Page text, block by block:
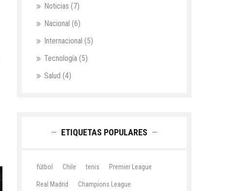
Noticias (7)
Nacional (6)
Internacional (5)
Tecnología (5)
Salud (4)
ETIQUETAS POPULARES
fútbol Chile tenis Premier League
Real Madrid Champions League